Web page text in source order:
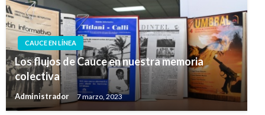
CAUCE EN LÍNEA
Los flujos de Cauce en nuestra memoria
colectiva
Administrador 7 marzo, 2023